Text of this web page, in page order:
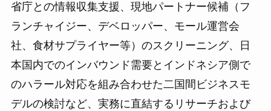
省庁との情報収集支援、現地パートナー候補（フ
ランチャイジー、デベロッパー、モール運営会
社、食材サプライヤー等）のスクリーニング、日
本国内でのインバウンド需要とインドネシア側で
のハラール対応を組み合わせた二国間ビジネスモ
デルの検討など、実務に直結するリサーチおよび